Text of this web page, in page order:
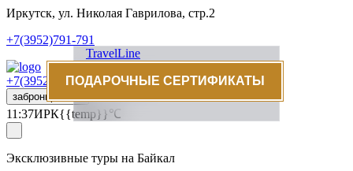
Иркутск, ул. Николая Гаврилова, стр.2
+7(3952)791-791
+7(3952)791-791 ru eng cn
забронировать
11:37ИРК{{temp}}℃
Эксклюзивные туры на Байкал
TravelLine
ПОДАРОЧНЫЕ СЕРТИФИКАТЫ